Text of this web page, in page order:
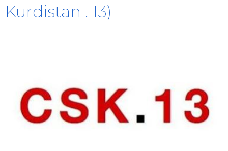
Kurdistan . 13)